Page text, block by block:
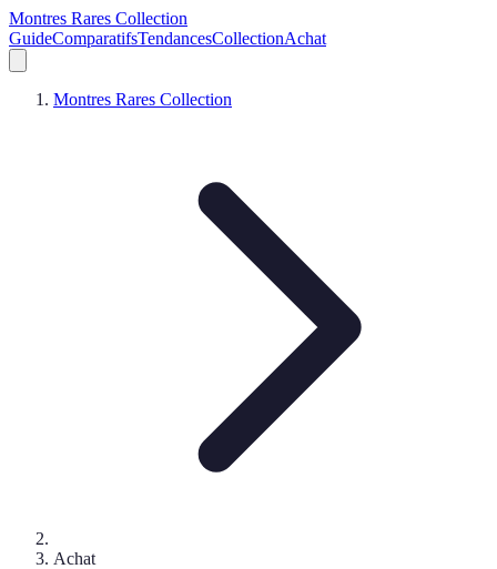
Montres Rares Collection
GuideComparatifsTendancesCollectionAchat
Montres Rares Collection
Achat